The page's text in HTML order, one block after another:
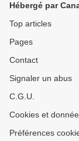
Hébergé par
Top articles
Pages
Contact
Signaler un abus
C.G.U.
Cookies et
Préférences